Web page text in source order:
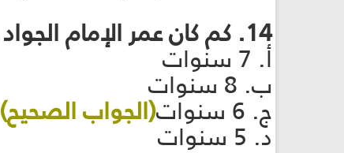
14. كم كان عمر الإمام الجواد عليه السلام حين خرج والده الإمام الرضا عليه السلام الى خراسان؟
أ. 7 سنوات
ب. 8 سنوات
ج. 6 سنوات (الجواب الصحيح)
د. 5 سنوات